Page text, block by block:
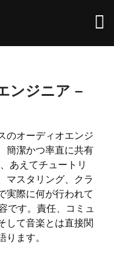
ンジニア –
のオーディオエンジ
簡潔かつ率直に共有
あえてチュートリ
マスタリング、クラ
実際に何が行われて
です。責任、コミュ
して音楽とは直接関
ります。